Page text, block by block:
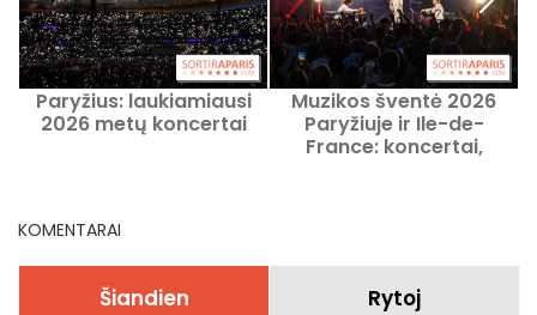
Paryžius: laukiamiausi
2026 metų koncertai
Muzikos šventė 2026
Paryžiuje ir Ile-de-
France: koncertai,
KOMENTARAI
Šiandien Rytoj